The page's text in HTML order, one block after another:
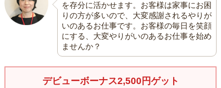
を存分に活かせます。お客様は家事にお困
りの方が多いので、大変感謝されるやりが
いのあるお仕事です。お客様の毎日を笑顔
にする、大変やりがいのあるお仕事を始め
ませんか？
デビューボーナス2,500円ゲット